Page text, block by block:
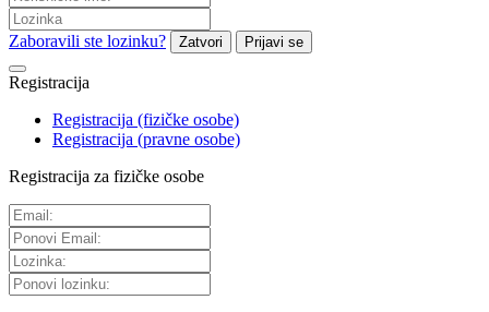
Zaboravili ste lozinku? Zatvori Prijavi se
Registracija
Registracija (fizičke osobe)
Registracija (pravne osobe)
Registracija za fizičke osobe